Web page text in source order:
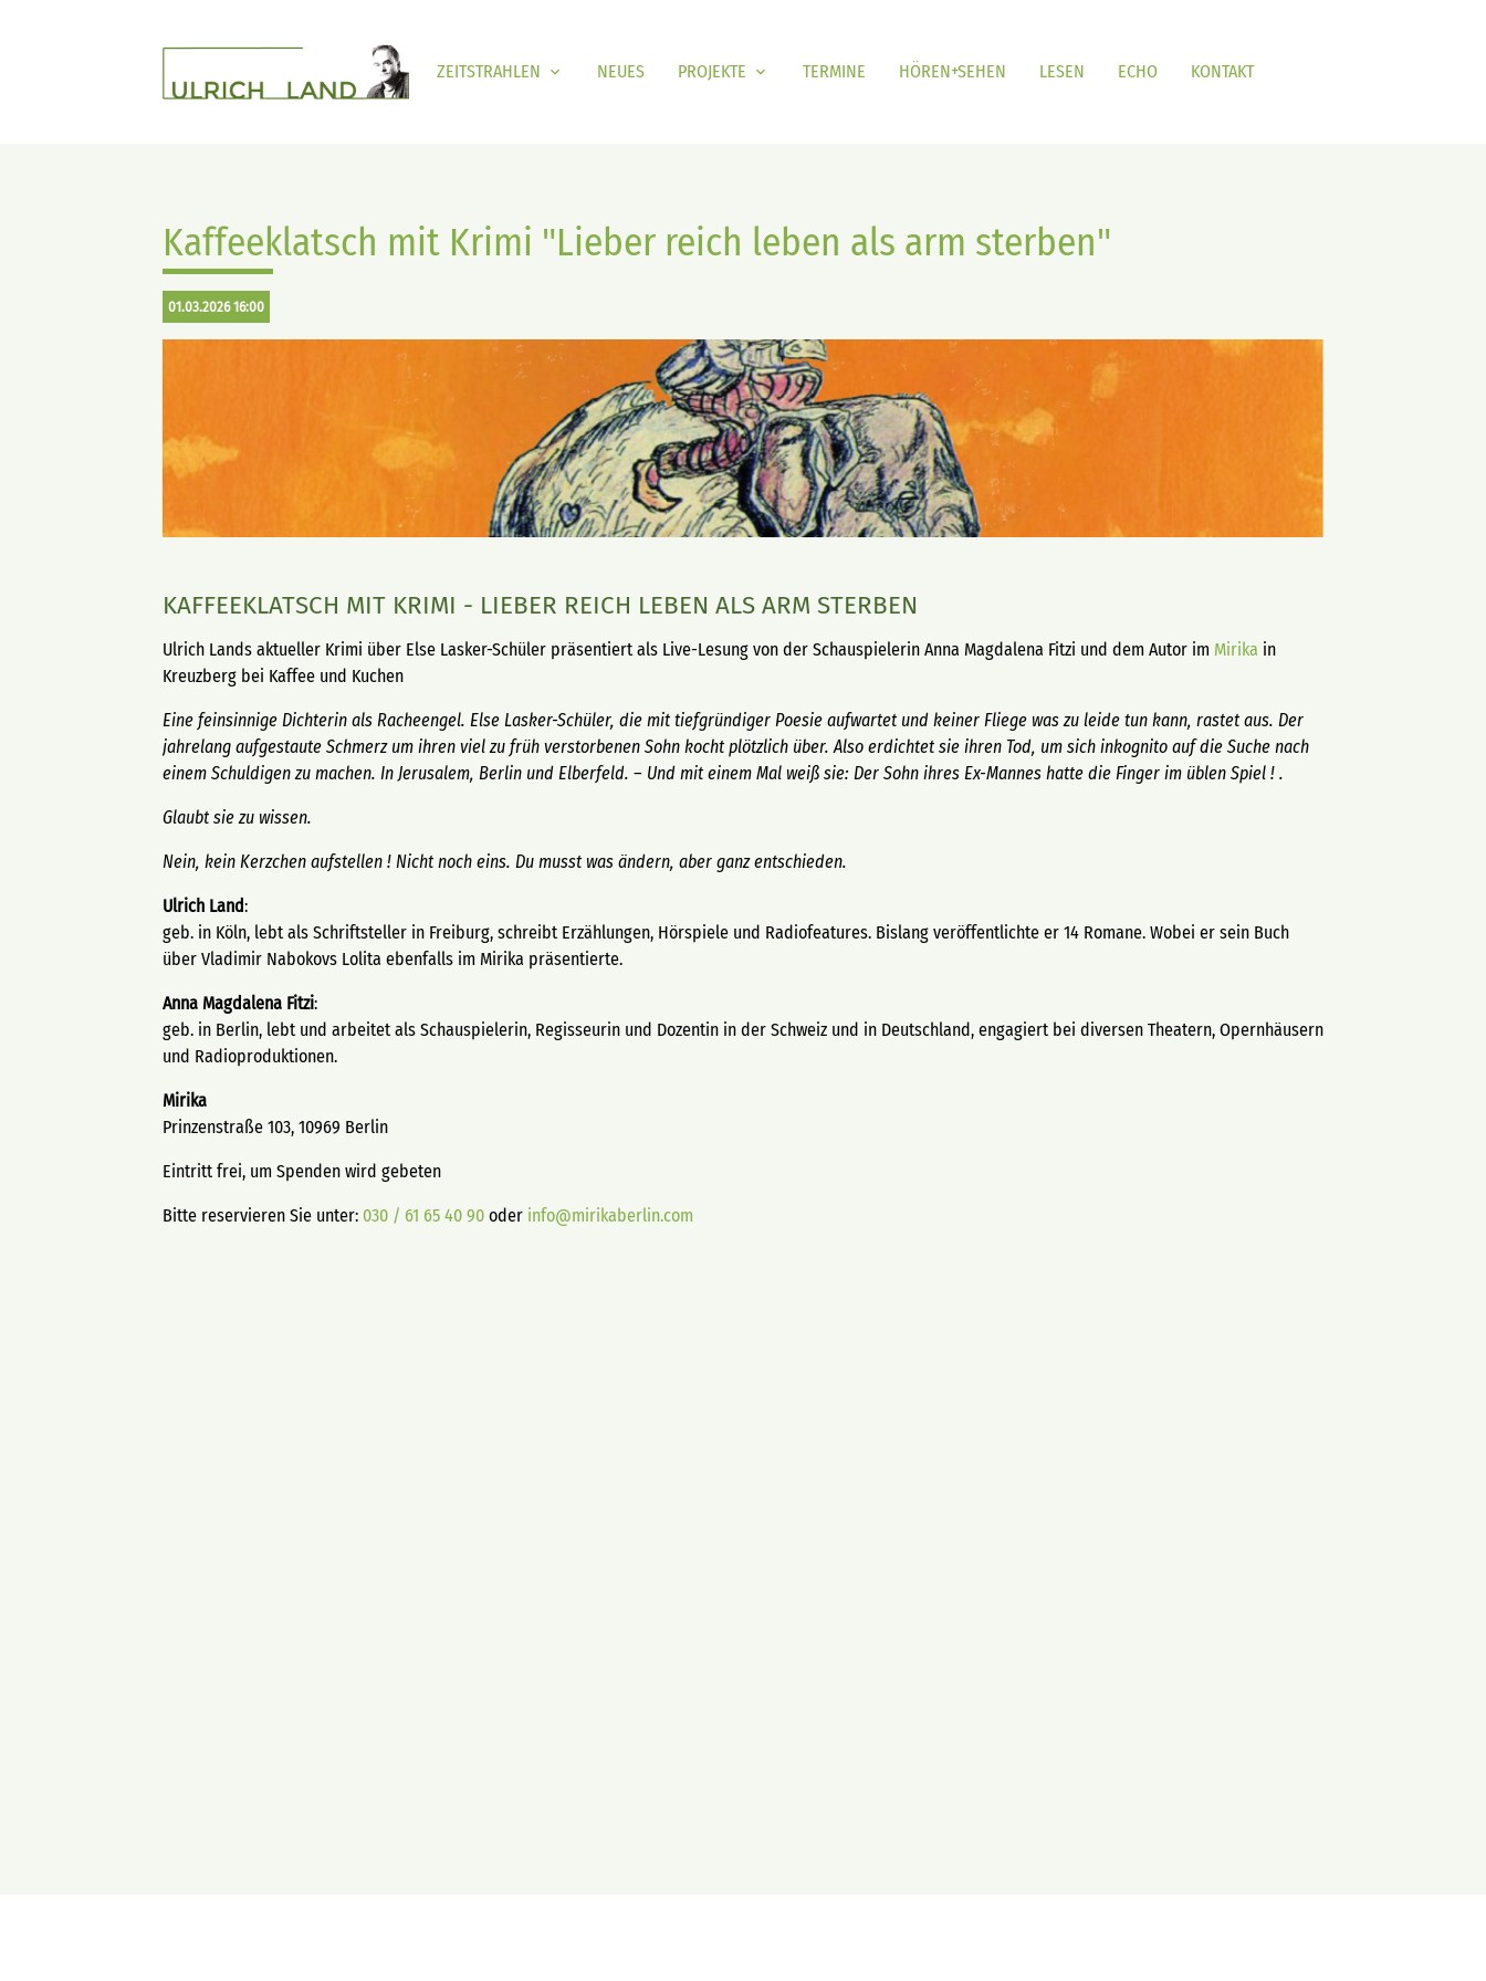
ZEITSTRAHLEN NEUES PROJEKTE TERMINE HÖREN+SEHEN LESEN ECHO KONTAKT
Kaffeeklatsch mit Krimi "Lieber reich leben als arm sterben"
01.03.2026 16:00
KAFFEEKLATSCH MIT KRIMI - LIEBER REICH LEBEN ALS ARM STERBEN
Ulrich Lands aktueller Krimi über Else Lasker-Schüler präsentiert als Live-Lesung von der Schauspielerin Anna Magdalena Fitzi und dem Autor im Mirika in
Kreuzberg bei Kaffee und Kuchen
Eine feinsinnige Dichterin als Racheengel. Else Lasker-Schüler, die mit tiefgründiger Poesie aufwartet und keiner Fliege was zu leide tun kann, rastet aus. Der
jahrelang aufgestaute Schmerz um ihren viel zu früh verstorbenen Sohn kocht plötzlich über. Also erdichtet sie ihren Tod, um sich inkognito auf die Suche nach
einem Schuldigen zu machen. In Jerusalem, Berlin und Elberfeld. – Und mit einem Mal weiß sie: Der Sohn ihres Ex-Mannes hatte die Finger im üblen Spiel ! .
Glaubt sie zu wissen.
Nein, kein Kerzchen aufstellen ! Nicht noch eins. Du musst was ändern, aber ganz entschieden.
Ulrich Land:
geb. in Köln, lebt als Schriftsteller in Freiburg, schreibt Erzählungen, Hörspiele und Radiofeatures. Bislang veröffentlichte er 14 Romane. Wobei er sein Buch
über Vladimir Nabokovs Lolita ebenfalls im Mirika präsentierte.
Anna Magdalena Fitzi:
geb. in Berlin, lebt und arbeitet als Schauspielerin, Regisseurin und Dozentin in der Schweiz und in Deutschland, engagiert bei diversen Theatern, Opernhäusern
und Radioproduktionen.
Mirika
Prinzenstraße 103, 10969 Berlin
Eintritt frei, um Spenden wird gebeten
Bitte reservieren Sie unter: 030 / 61 65 40 90 oder info@mirikaberlin.com